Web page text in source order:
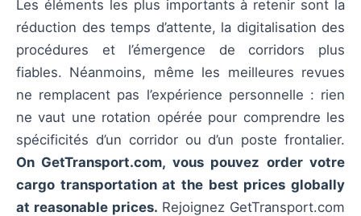
Les éléments les plus importants à retenir sont la
réduction des temps d’attente, la digitalisation des
procédures et l’émergence de corridors plus
fiables. Néanmoins, même les meilleures revues
ne remplacent pas l’expérience personnelle : rien
ne vaut une rotation opérée pour comprendre les
spécificités d’un corridor ou d’un poste frontalier.
On GetTransport.com, vous pouvez order votre
cargo transportation at the best prices globally
at reasonable prices. Rejoignez GetTransport.com